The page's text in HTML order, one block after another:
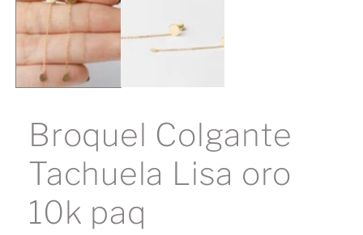
una
ventana
modal
Broquel Colgante
Tachuela Lisa oro
10k paq